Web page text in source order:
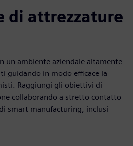
di attrezzature
un ambiente aziendale altamente
guidando in modo efficace la
Raggiungi gli obiettivi di
collaborando a stretto contatto
smart manufacturing, inclusi